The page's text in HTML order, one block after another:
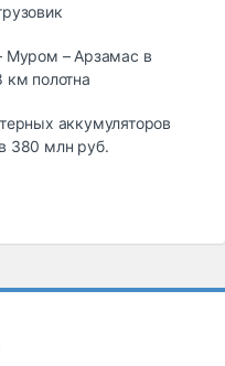
Муром – Арзамас в
км полотна
аккумуляторов
380 млн руб.